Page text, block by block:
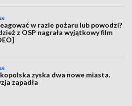
w razie pożaru lub powodzi?
z OSP nagrała wyjątkowy film
zyska dwa nowe miasta.
zapadła